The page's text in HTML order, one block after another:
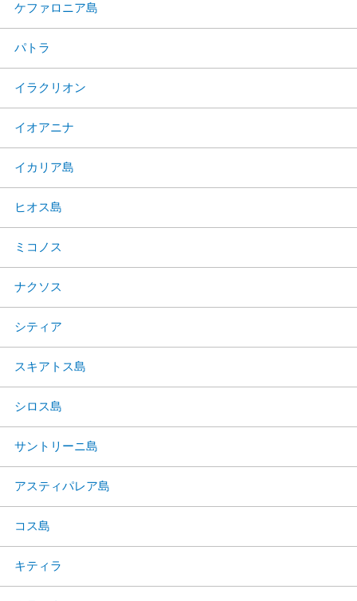
ケファロニア島
パトラ
イラクリオン
イオアニナ
イカリア島
ヒオス島
ミコノス
ナクソス
シティア
スキアトス島
シロス島
サントリーニ島
アスティパレア島
コス島
キティラ